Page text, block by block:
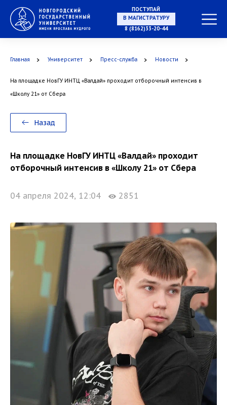
ПОСТУПАЙ
В МАГИСТРАТУРУ
В АСПИРАНТУРУ
8 (8162)33-20-44
Главная Университет Пресс-служба Новости
На площадке НовГУ ИНТЦ «Валдай» проходит отборочный интенсив в
«Школу 21» от Сбера
Назад
На площадке НовГУ ИНТЦ «Валдай» проходит
отборочный интенсив в «Школу 21» от Сбера
04 апреля 2024, 12:04 2851